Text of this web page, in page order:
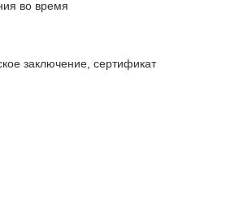
во время
заключение, сертификат